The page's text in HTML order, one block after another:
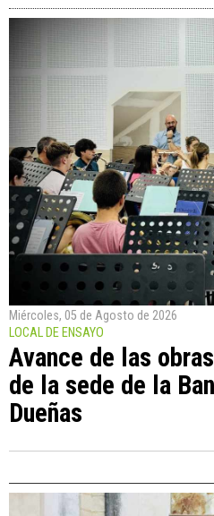
Miércoles, 05 de Agosto de 2026
LOCAL DE ENSAYO
Avance de las
de la sede de la
Dueñas